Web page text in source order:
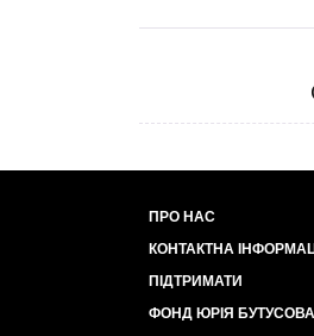
ПРО НАС
КОНТАКТНА
ПІДТРИМАТИ
ФОНД ЮРІЯ БУТУСОВА